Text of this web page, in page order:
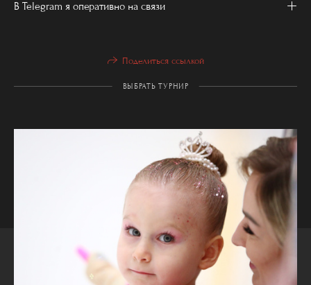
В Telegram я оперативно на связи
Поделиться ссылкой
ВЫБРАТЬ ТУРНИР